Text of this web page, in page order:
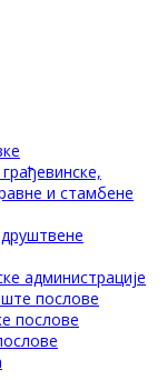
и стамбене
администрације
послове
послове